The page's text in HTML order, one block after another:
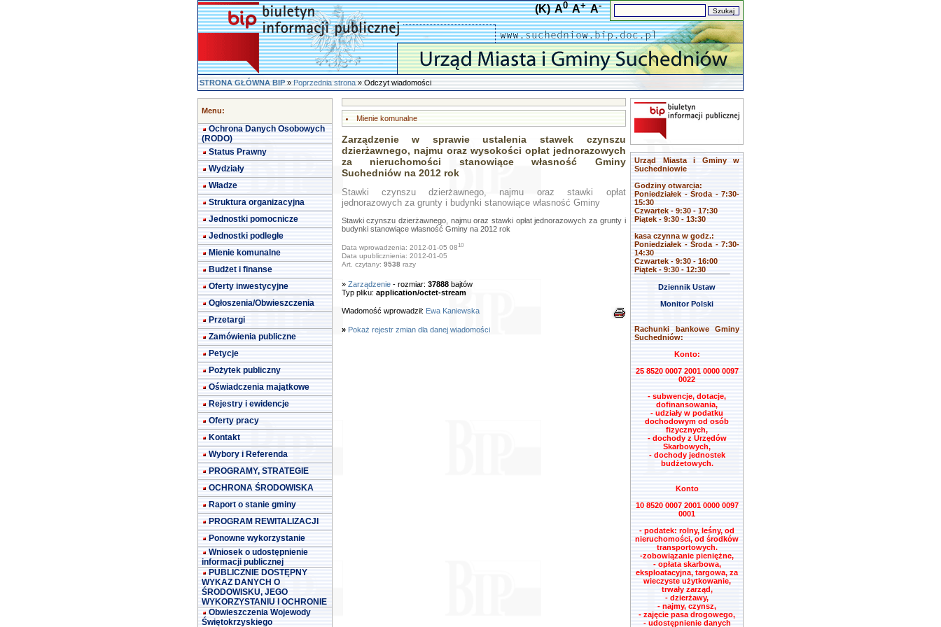
(K) A0 A+ A-
STRONA GŁÓWNA BIP»Poprzednia strona» Odczyt wiadomości
Menu:
Ochrona Danych Osobowych
(RODO)
Status Prawny
Wydziały
Władze
Struktura organizacyjna
Jednostki pomocnicze
Jednostki podległe
Mienie komunalne
Budżet i finanse
Oferty inwestycyjne
Ogłoszenia/Obwieszczenia
Przetargi
Zamówienia publiczne
Petycje
Pożytek publiczny
Oświadczenia majątkowe
Rejestry i ewidencje
Oferty pracy
Kontakt
Wybory i Referenda
PROGRAMY, STRATEGIE
OCHRONA ŚRODOWISKA
Raport o stanie gminy
PROGRAM REWITALIZACJI
Ponowne wykorzystanie
Wniosek o udostępnienie
informacji publicznej
PUBLICZNIE DOSTĘPNY
WYKAZ DANYCH O
ŚRODOWISKU, JEGO
WYKORZYSTANIU I OCHRONIE
Obwieszczenia Wojewody
Świętokrzyskiego
Mienie komunalne
Zarządzenie w sprawie ustalenia stawek czynszu
dzierżawnego, najmu oraz wysokości opłat jednorazowych
za nieruchomości stanowiące własność Gminy
Suchedniów na 2012 rok
Stawki czynszu dzierżawnego, najmu oraz stawki opłat
jednorazowych za grunty i budynki stanowiące własność Gminy
Stawki czynszu dzierżawnego, najmu oraz stawki opłat jednorazowych za grunty i
budynki stanowiące własność Gminy na 2012 rok
Data wprowadzenia: 2012-01-05 0810
Data upublicznienia: 2012-01-05
Art. czytany: 9538 razy
» Zarządzenie- rozmiar: 37888bajtów
Typ pliku: application/octet-stream
Wiadomość wprowadził: Ewa Kaniewska
» Pokaż rejestr zmian dla danej wiadomości
Urząd Miasta i Gminy w
Suchedniowie
Godziny otwarcia:
Poniedziałek - Środa - 7:30-
15:30
Czwartek - 9:30 - 17:30
Piątek - 9:30 - 13:30
kasa czynna w godz.:
Poniedziałek - Środa - 7:30-
14:30
Czwartek - 9:30 - 16:00
Piątek - 9:30 - 12:30
Dziennik Ustaw
Monitor Polski
Rachunki bankowe Gminy
Suchedniów:
Konto:
25 8520 0007 2001 0000 0097
0022
- subwencje, dotacje,
dofinansowania,
- udziały w podatku
dochodowym od osób
fizycznych,
- dochody z Urzędów
Skarbowych,
- dochody jednostek
budżetowych.
Konto
10 8520 0007 2001 0000 0097
0001
- podatek: rolny, leśny, od
nieruchomości, od środków
transportowych.
-zobowiązanie pieniężne,
- opłata skarbowa,
eksploatacyjna, targowa, za
wieczyste użytkowanie,
trwały zarząd,
- dzierżawy,
- najmy, czynsz,
- zajęcie pasa drogowego,
- udostępnienie danych